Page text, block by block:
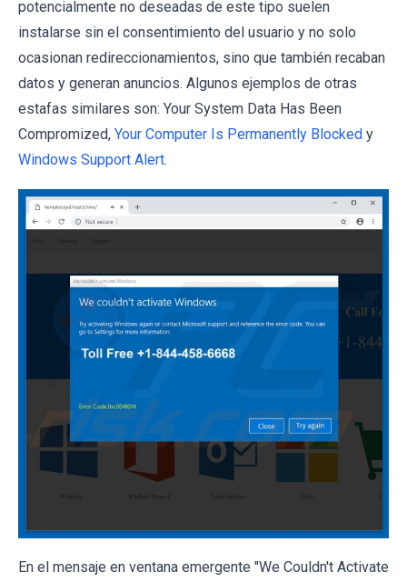
potencialmente no deseadas de este tipo suelen
instalarse sin el consentimiento del usuario y no solo
ocasionan redireccionamientos, sino que también recaban
datos y generan anuncios. Algunos ejemplos de otras
estafas similares son: Your System Data Has Been
Compromized, Your Computer Is Permanently Blocked y
Windows Support Alert.
En el mensaje en ventana emergente "We Couldn't Activate